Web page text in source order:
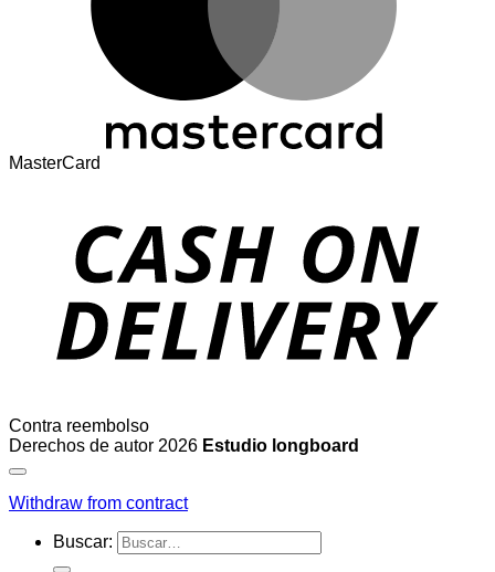
MasterCard
Contra reembolso
Derechos de autor 2026 Estudio longboard
Withdraw from contract
Buscar: